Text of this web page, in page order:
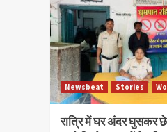
Newsbeat Stories
रात्रि में घर अंदर घुसकर